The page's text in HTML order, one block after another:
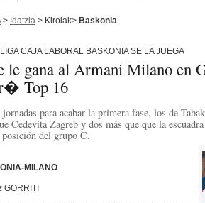
> Idatzia > Kirolak> Baskonia
CAJA LABORAL BASKONIA SE LA JUEGA
le gana al Armani Milano en
Top 16
para acabar la primera fase, los de
Cedevita Zagreb y dos más que que la
posición del grupo C.
MILANO
GORRITI